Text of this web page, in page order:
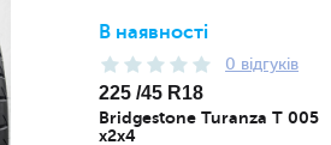
В наявності
0 відгуків
225 /45 R18
Bridgestone Turanza T 005
x2x4